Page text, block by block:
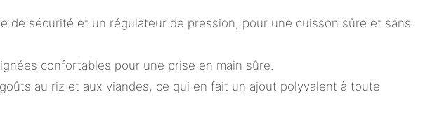
de sécurité et un régulateur de pression, pour une cuisson sûre et sans
confortables pour une prise en main sûre.
au riz et aux viandes, ce qui en fait un ajout polyvalent à toute